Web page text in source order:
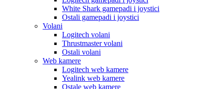
White Shark gamepadi i joystici
Ostali gamepadi i joystici
Volani
Logitech volani
Thrustmaster volani
Ostali volani
Web kamere
Logitech web kamere
Yealink web kamere
Ostale web kamere